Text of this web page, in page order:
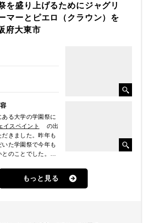
を盛り上げるためにジャグリ
マーとピエロ（クラウン）を
府大東市
る大学の学園祭に
イスペイント
の出
きました。昨年も
た学園祭で今年も
のことでした。こ
年の学園祭の様子は
もっと見る